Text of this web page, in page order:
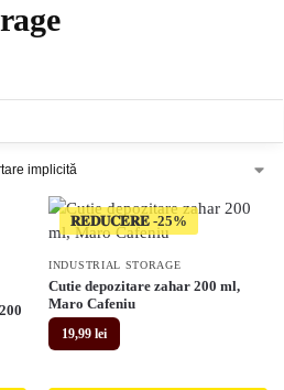
𝐑𝐄𝐃𝐔𝐂𝐄𝐑𝐄
INDUSTRIAL STORAGE
Cutie depozitare zahar 200 ml,
Maro Cafeniu
19,99 lei